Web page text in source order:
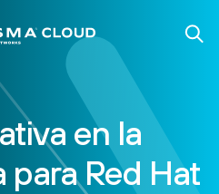
en la
para Red Hat